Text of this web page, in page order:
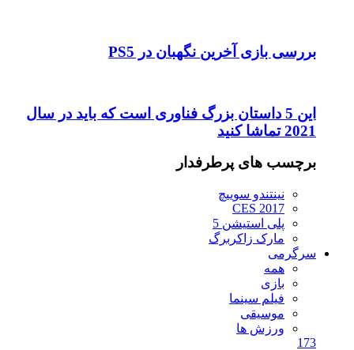
بررسی بازی آخرین نگهبان در PS5
این 5 داستان بزرگ فناوری است که باید در سال
2021 تماشا کنید
برچسب های پرطرفدار
نینتندو سوییچ
CES 2017
پلی استیشن 5
مارک زاکربرگ
سرگرمی
همه
بازی
فیلم سینما
موسیقی
ورزش ها
173